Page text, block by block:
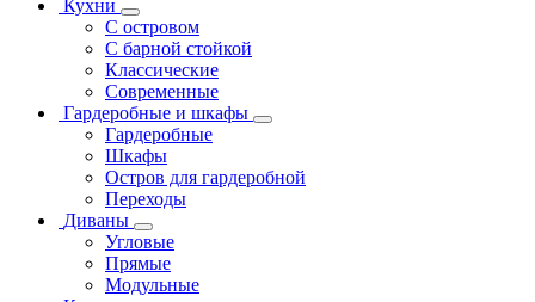
Кухни
С островом
С барной стойкой
Классические
Современные
Гардеробные и шкафы
Гардеробные
Шкафы
Остров для гардеробной
Переходы
Диваны
Угловые
Прямые
Модульные